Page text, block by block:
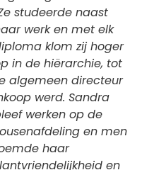
studeerde naast
werk en met elk
klom zij hoger
in de hiërarchie, tot
algemeen directeur
werd. Sandra
werken op de
en men
haar
en